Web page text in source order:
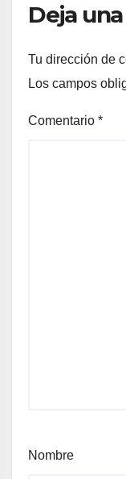
Deja
Tu dirección de
Los campos
Comentario *
Nombre